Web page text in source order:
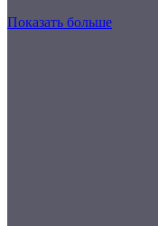
Показать больше